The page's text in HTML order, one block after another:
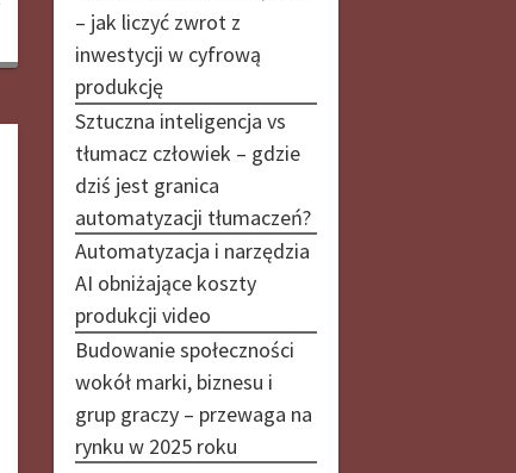
– jak liczyć zwrot z
inwestycji w cyfrową
produkcję
Sztuczna inteligencja vs
tłumacz człowiek – gdzie
dziś jest granica
automatyzacji tłumaczeń?
Automatyzacja i narzędzia
AI obniżające koszty
produkcji video
Budowanie społeczności
wokół marki, biznesu i
grup graczy – przewaga na
rynku w 2025 roku